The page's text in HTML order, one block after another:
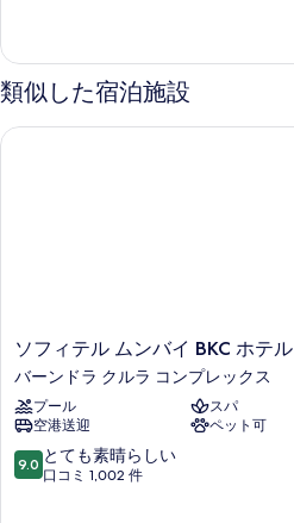
真
を
表
グ
ル
ベ
ッ
て
の
写
真
を
ス
ル
ー
シ
細
類似した宿泊施設
ソ
フ
ィ
テ
ル
ム
ン
ソフィテル ムンバイ BKC ホテル
バーンドラ クルラ コンプレックス
プール
スパ
空港送迎
ペット可
10
段
9.0 とても素晴らしい
口コミ 1,002 件
ソフィテル ムンバイ BKC ホテル